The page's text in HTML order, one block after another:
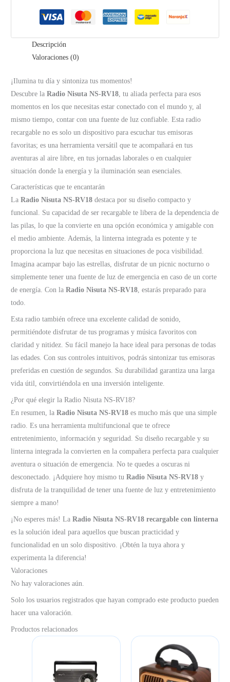
Descripción
Valoraciones (0)
¡Ilumina tu día y sintoniza tus momentos!
Descubre laRadio Nisuta NS-RV18 , tu aliada perfecta para esos
momentos en los que necesitas estar conectado con el mundo y, al
mismo tiempo, contar con una fuente de luz confiable. Esta radio
recargable no es solo un dispositivo para escuchar tus emisoras
favoritas; es una herramienta versátil que te acompañará en tus
aventuras al aire libre, en tus jornadas laborales o en cualquier
situación donde la energía y la iluminación sean esenciales.
Características que te encantarán
LaRadio Nisuta NS-RV18 destaca por su diseño compacto y
funcional. Su capacidad de ser recargable te libera de la dependencia de
las pilas, lo que la convierte en una opción económica y amigable con
el medio ambiente. Además, la linterna integrada es potente y te
proporciona la luz que necesitas en situaciones de poca visibilidad.
Imagina acampar bajo las estrellas, disfrutar de un picnic nocturno o
simplemente tener una fuente de luz de emergencia en caso de un corte
de energía. Con laRadio Nisuta NS-RV18, estarás preparado para
todo.
Esta radio también ofrece una excelente calidad de sonido,
permitiéndote disfrutar de tus programas y música favoritos con
claridad y nitidez. Su fácil manejo la hace ideal para personas de todas
las edades. Con sus controles intuitivos, podrás sintonizar tus emisoras
preferidas en cuestión de segundos. Su durabilidad garantiza una larga
vida útil, convirtiéndola en una inversión inteligente.
¿Por qué elegir la Radio Nisuta NS-RV18?
En resumen, laRadio Nisuta NS-RV18 es mucho más que una simple
radio. Es una herramienta multifuncional que te ofrece
entretenimiento, información y seguridad. Su diseño recargable y su
linterna integrada la convierten en la compañera perfecta para cualquier
aventura o situación de emergencia. No te quedes a oscuras ni
desconectado. ¡Adquiere hoy mismo tuRadio Nisuta NS-RV18 y
disfruta de la tranquilidad de tener una fuente de luz y entretenimiento
siempre a mano!
¡No esperes más! LaRadio Nisuta NS-RV18 recargable con linterna
es la solución ideal para aquellos que buscan practicidad y
funcionalidad en un solo dispositivo. ¡Obtén la tuya ahora y
experimenta la diferencia!
Valoraciones
No hay valoraciones aún.
Solo los usuarios registrados que hayan comprado este producto pueden
hacer una valoración.
Productos relacionados